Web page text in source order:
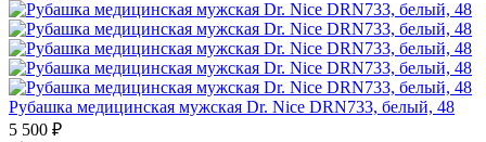
Рубашка медицинская мужская Dr. Nice DRN733, белый, 48
5 500 ₽